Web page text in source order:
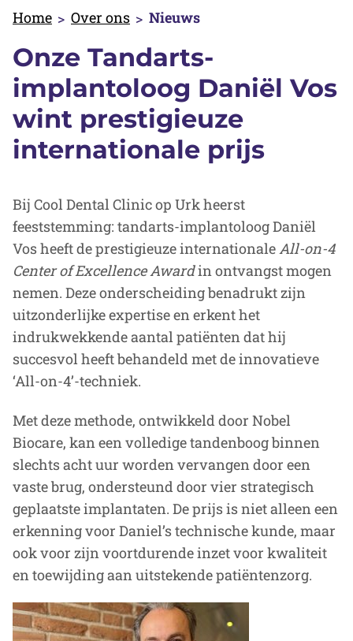
Home Over ons Nieuws
Onze Tandarts-
implantoloog Daniël Vos
wint prestigieuze
internationale prijs
Bij Cool Dental Clinic op Urk heerst
feeststemming: tandarts-implantoloog Daniël
Vos heeft de prestigieuze internationaleAll-on-4
Center of Excellence Awardin ontvangst mogen
nemen. Deze onderscheiding benadrukt zijn
uitzonderlijke expertise en erkent het
indrukwekkende aantal patiënten dat hij
succesvol heeft behandeld met de innovatieve
‘All-on-4’-techniek.
Met deze methode, ontwikkeld door Nobel
Biocare, kan een volledige tandenboog binnen
slechts acht uur worden vervangen door een
vaste brug, ondersteund door vier strategisch
geplaatste implantaten. De prijs is niet alleen een
erkenning voor Daniel’s technische kunde, maar
ook voor zijn voortdurende inzet voor kwaliteit
en toewijding aan uitstekende patiëntenzorg.